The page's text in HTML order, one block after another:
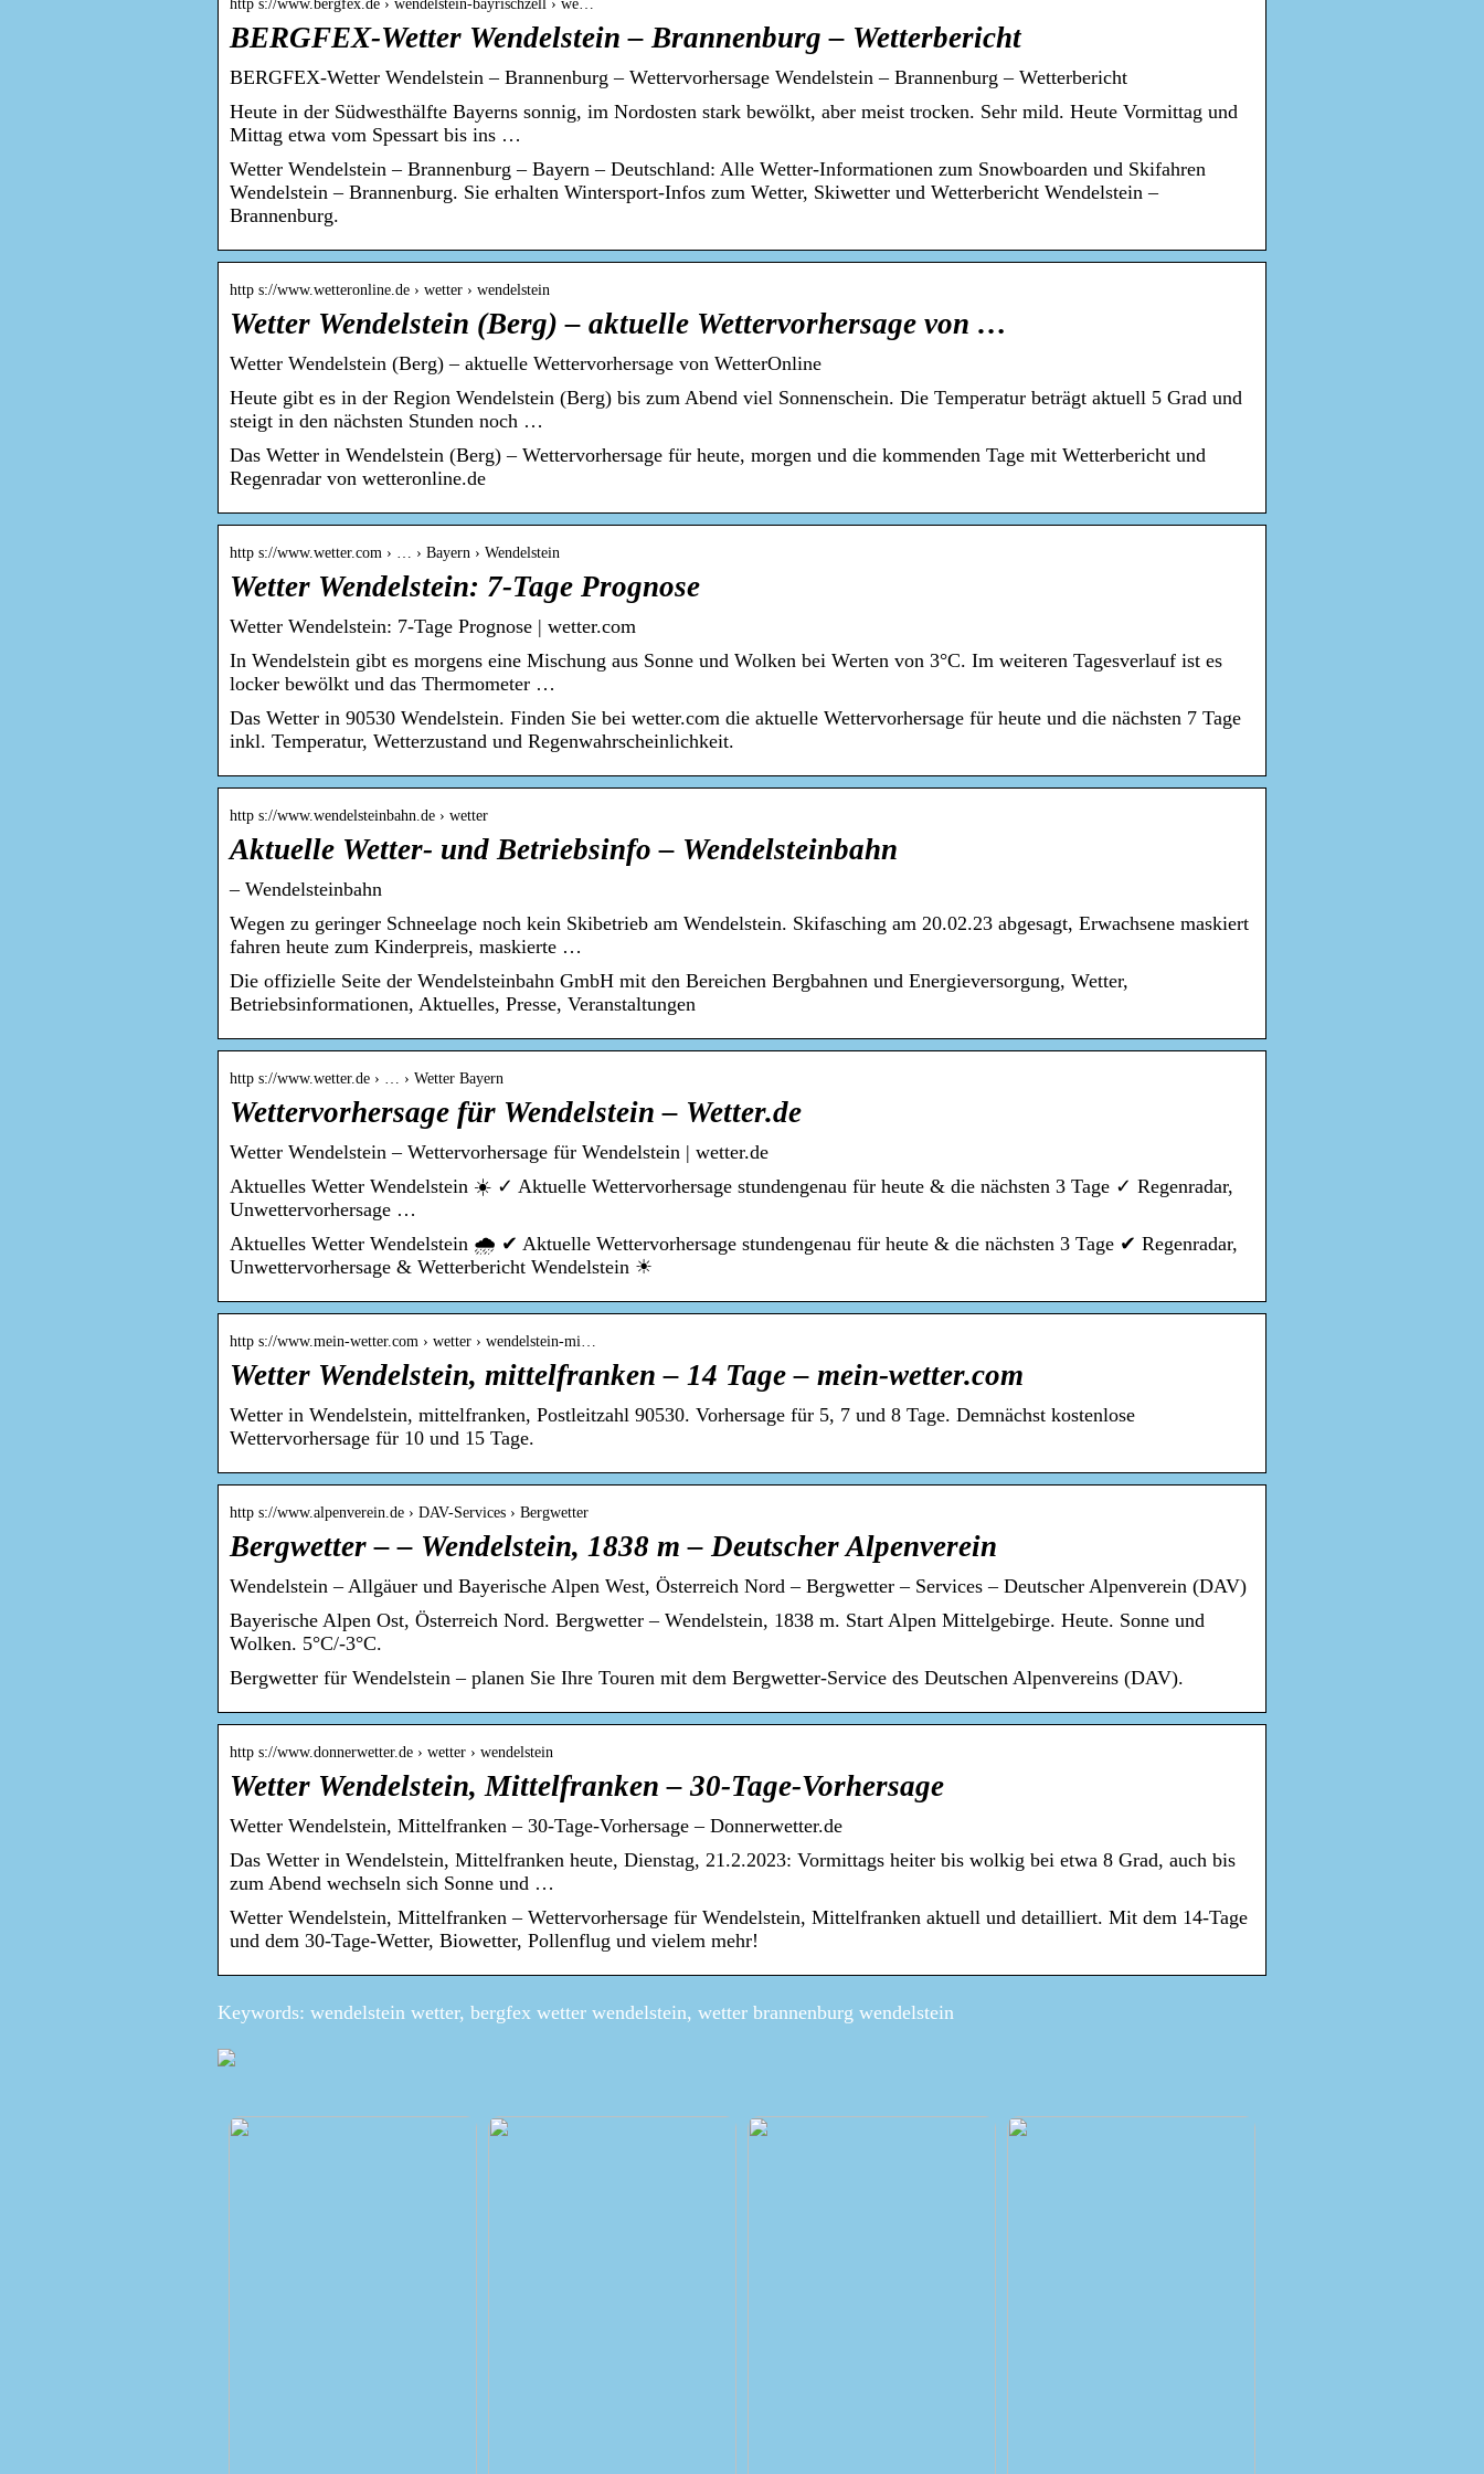
http s://www.bergfex.de › wendelstein-bayrischzell › we…
BERGFEX-Wetter Wendelstein – Brannenburg – Wetterbericht
BERGFEX-Wetter Wendelstein – Brannenburg – Wettervorhersage Wendelstein – Brannenburg – Wetterbericht
Heute in der Südwesthälfte Bayerns sonnig, im Nordosten stark bewölkt, aber meist trocken. Sehr mild. Heute Vormittag und
Mittag etwa vom Spessart bis ins …
Wetter Wendelstein – Brannenburg – Bayern – Deutschland: Alle Wetter-Informationen zum Snowboarden und Skifahren
Wendelstein – Brannenburg. Sie erhalten Wintersport-Infos zum Wetter, Skiwetter und Wetterbericht Wendelstein –
Brannenburg.
http s://www.wetteronline.de › wetter › wendelstein
Wetter Wendelstein (Berg) – aktuelle Wettervorhersage von …
Wetter Wendelstein (Berg) – aktuelle Wettervorhersage von WetterOnline
Heute gibt es in der Region Wendelstein (Berg) bis zum Abend viel Sonnenschein. Die Temperatur beträgt aktuell 5 Grad und
steigt in den nächsten Stunden noch …
Das Wetter in Wendelstein (Berg) – Wettervorhersage für heute, morgen und die kommenden Tage mit Wetterbericht und
Regenradar von wetteronline.de
http s://www.wetter.com › … › Bayern › Wendelstein
Wetter Wendelstein: 7-Tage Prognose
Wetter Wendelstein: 7-Tage Prognose | wetter.com
In Wendelstein gibt es morgens eine Mischung aus Sonne und Wolken bei Werten von 3°C. Im weiteren Tagesverlauf ist es
locker bewölkt und das Thermometer …
Das Wetter in 90530 Wendelstein. Finden Sie bei wetter.com die aktuelle Wettervorhersage für heute und die nächsten 7 Tage
inkl. Temperatur, Wetterzustand und Regenwahrscheinlichkeit.
http s://www.wendelsteinbahn.de › wetter
Aktuelle Wetter- und Betriebsinfo – Wendelsteinbahn
– Wendelsteinbahn
Wegen zu geringer Schneelage noch kein Skibetrieb am Wendelstein. Skifasching am 20.02.23 abgesagt, Erwachsene maskiert
fahren heute zum Kinderpreis, maskierte …
Die offizielle Seite der Wendelsteinbahn GmbH mit den Bereichen Bergbahnen und Energieversorgung, Wetter,
Betriebsinformationen, Aktuelles, Presse, Veranstaltungen
http s://www.wetter.de › … › Wetter Bayern
Wettervorhersage für Wendelstein – Wetter.de
Wetter Wendelstein – Wettervorhersage für Wendelstein | wetter.de
Aktuelles Wetter Wendelstein ☀️ ✓ Aktuelle Wettervorhersage stundengenau für heute & die nächsten 3 Tage ✓ Regenradar,
Unwettervorhersage …
Aktuelles Wetter Wendelstein 🌧️ ✔ Aktuelle Wettervorhersage stundengenau für heute & die nächsten 3 Tage ✔ Regenradar,
Unwettervorhersage & Wetterbericht Wendelstein ☀
http s://www.mein-wetter.com › wetter › wendelstein-mi…
Wetter Wendelstein, mittelfranken – 14 Tage – mein-wetter.com
Wetter in Wendelstein, mittelfranken, Postleitzahl 90530. Vorhersage für 5, 7 und 8 Tage. Demnächst kostenlose
Wettervorhersage für 10 und 15 Tage.
http s://www.alpenverein.de › DAV-Services › Bergwetter
Bergwetter – – Wendelstein, 1838 m – Deutscher Alpenverein
Wendelstein – Allgäuer und Bayerische Alpen West, Österreich Nord – Bergwetter – Services – Deutscher Alpenverein (DAV)
Bayerische Alpen Ost, Österreich Nord. Bergwetter – Wendelstein, 1838 m. Start Alpen Mittelgebirge. Heute. Sonne und
Wolken. 5°C/-3°C.
Bergwetter für Wendelstein – planen Sie Ihre Touren mit dem Bergwetter-Service des Deutschen Alpenvereins (DAV).
http s://www.donnerwetter.de › wetter › wendelstein
Wetter Wendelstein, Mittelfranken – 30-Tage-Vorhersage
Wetter Wendelstein, Mittelfranken – 30-Tage-Vorhersage – Donnerwetter.de
Das Wetter in Wendelstein, Mittelfranken heute, Dienstag, 21.2.2023: Vormittags heiter bis wolkig bei etwa 8 Grad, auch bis
zum Abend wechseln sich Sonne und …
Wetter Wendelstein, Mittelfranken – Wettervorhersage für Wendelstein, Mittelfranken aktuell und detailliert. Mit dem 14-Tage
und dem 30-Tage-Wetter, Biowetter, Pollenflug und vielem mehr!
Keywords: wendelstein wetter, bergfex wetter wendelstein, wetter brannenburg wendelstein